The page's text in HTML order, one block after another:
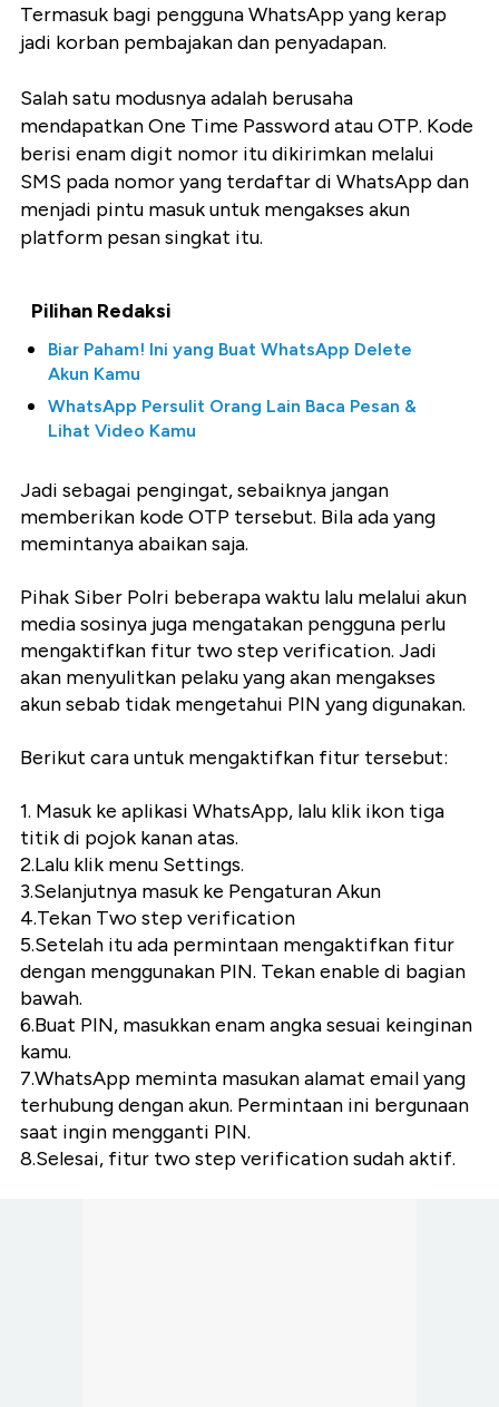
Termasuk bagi pengguna WhatsApp yang kerap
jadi korban pembajakan dan penyadapan.
Salah satu modusnya adalah berusaha
mendapatkan One Time Password atau OTP. Kode
berisi enam digit nomor itu dikirimkan melalui
SMS pada nomor yang terdaftar di WhatsApp dan
menjadi pintu masuk untuk mengakses akun
platform pesan singkat itu.
Pilihan Redaksi
Biar Paham! Ini yang Buat WhatsApp Delete
Akun Kamu
WhatsApp Persulit Orang Lain Baca Pesan &
Lihat Video Kamu
Jadi sebagai pengingat, sebaiknya jangan
memberikan kode OTP tersebut. Bila ada yang
memintanya abaikan saja.
Pihak Siber Polri beberapa waktu lalu melalui akun
media sosinya juga mengatakan pengguna perlu
mengaktifkan fitur two step verification. Jadi
akan menyulitkan pelaku yang akan mengakses
akun sebab tidak mengetahui PIN yang digunakan.
Berikut cara untuk mengaktifkan fitur tersebut:
1. Masuk ke aplikasi WhatsApp, lalu klik ikon tiga
titik di pojok kanan atas.
2.Lalu klik menu Settings.
3.Selanjutnya masuk ke Pengaturan Akun
4.Tekan Two step verification
5.Setelah itu ada permintaan mengaktifkan fitur
dengan menggunakan PIN. Tekan enable di bagian
bawah.
6.Buat PIN, masukkan enam angka sesuai keinginan
kamu.
7.WhatsApp meminta masukan alamat email yang
terhubung dengan akun. Permintaan ini bergunaan
saat ingin mengganti PIN.
8.Selesai, fitur two step verification sudah aktif.